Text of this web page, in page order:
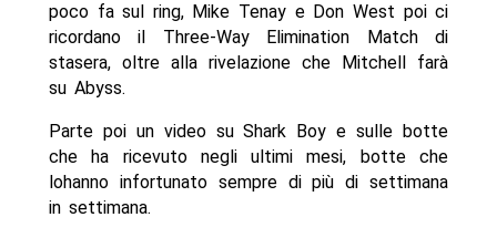
poco fa sul ring, Mike Tenay e Don West poi ci
ricordano il Three-Way Elimination Match di
stasera, oltre alla rivelazione che Mitchell farà
su Abyss.
Parte poi un video su Shark Boy e sulle botte
che ha ricevuto negli ultimi mesi, botte che
lohanno infortunato sempre di più di settimana
in settimana.